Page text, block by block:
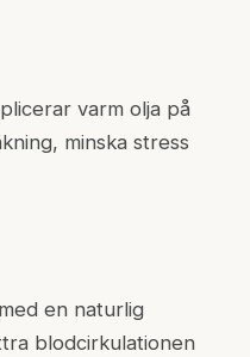
varm olja på
minska stress
en naturlig
blodcirkulationen